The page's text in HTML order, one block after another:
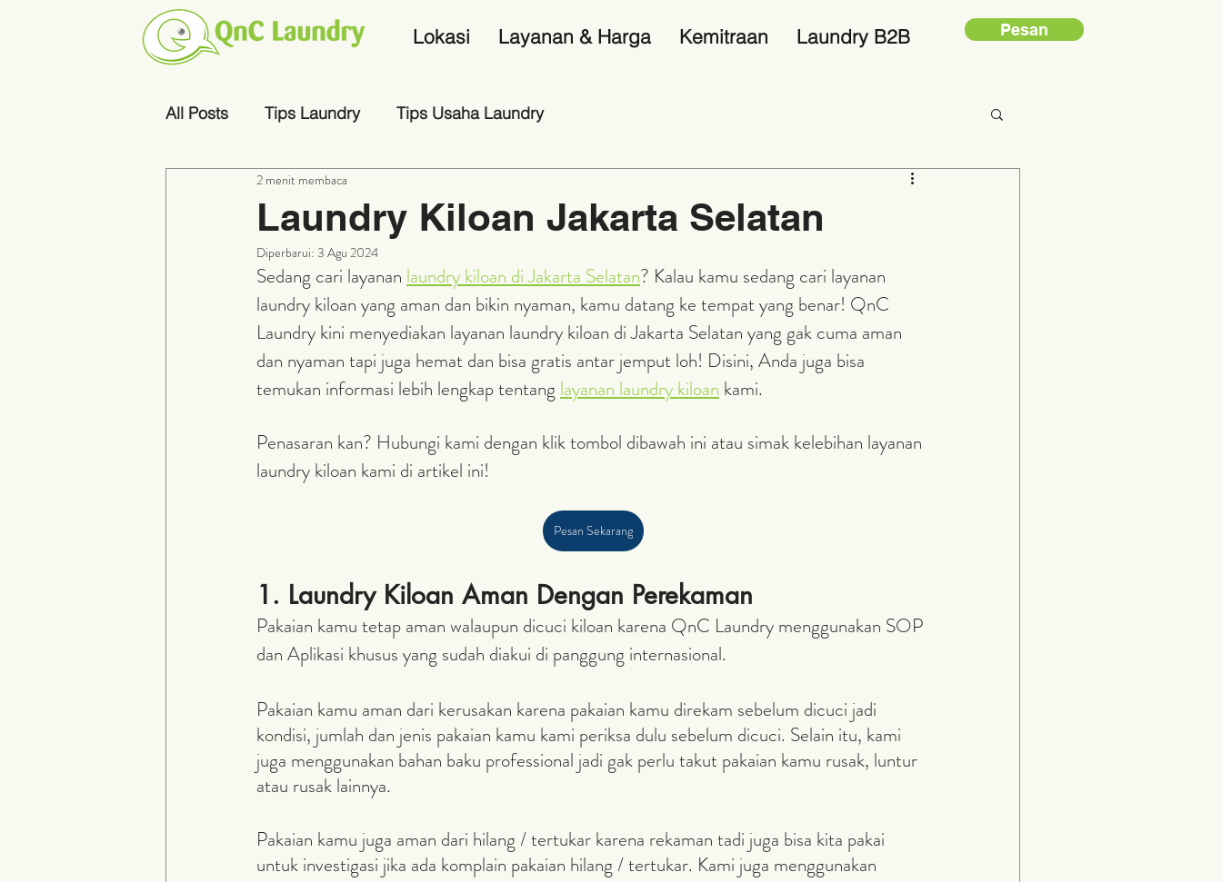
Lokasi Layanan & Harga Kemitraan Laundry B2B Pesan
All Posts Tips Laundry Tips Usaha Laundry
Laundry Kiloan Jakarta Selatan
2 menit membaca
Diperbarui: 3 Agu 2024
Sedang cari layanan laundry kiloan di Jakarta Selatan? Kalau kamu sedang cari layanan
laundry kiloan yang aman dan bikin nyaman, kamu datang ke tempat yang benar! QnC
Laundry kini menyediakan layanan laundry kiloan di Jakarta Selatan yang gak cuma aman
dan nyaman tapi juga hemat dan bisa gratis antar jemput loh! Disini, Anda juga bisa
temukan informasi lebih lengkap tentang layanan laundry kiloan kami.
Penasaran kan? Hubungi kami dengan klik tombol dibawah ini atau simak kelebihan layanan
laundry kiloan kami di artikel ini!
Pesan Sekarang
1. Laundry Kiloan Aman Dengan Perekaman
Pakaian kamu tetap aman walaupun dicuci kiloan karena QnC Laundry menggunakan SOP
dan Aplikasi khusus yang sudah diakui di panggung internasional.
Pakaian kamu aman dari kerusakan karena pakaian kamu direkam sebelum dicuci jadi
kondisi, jumlah dan jenis pakaian kamu kami periksa dulu sebelum dicuci. Selain itu, kami
juga menggunakan bahan baku professional jadi gak perlu takut pakaian kamu rusak, luntur
atau rusak lainnya.
Pakaian kamu juga aman dari hilang / tertukar karena rekaman tadi juga bisa kita pakai
untuk investigasi jika ada komplain pakaian hilang / tertukar. Kami juga menggunakan